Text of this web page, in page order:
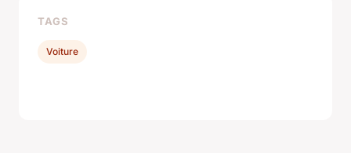
TAGS
Voiture